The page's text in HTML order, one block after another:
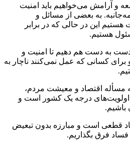
و آرامش می‌خواهیم باید امنیت
به بعضی از مسائل و
این در حالی که در برابر
هستیم.
دست به دست هم دهیم تا امنیت و
برای کسانی که عمل نمی‌کنند ناچار به
مسأله اقتصاد و معیشت مردم،
اولویت‌های درجه یک کشور است و
باشیم.
قطعی است و مبارزه بدون تبعیض
فساد فرق بگذاریم.